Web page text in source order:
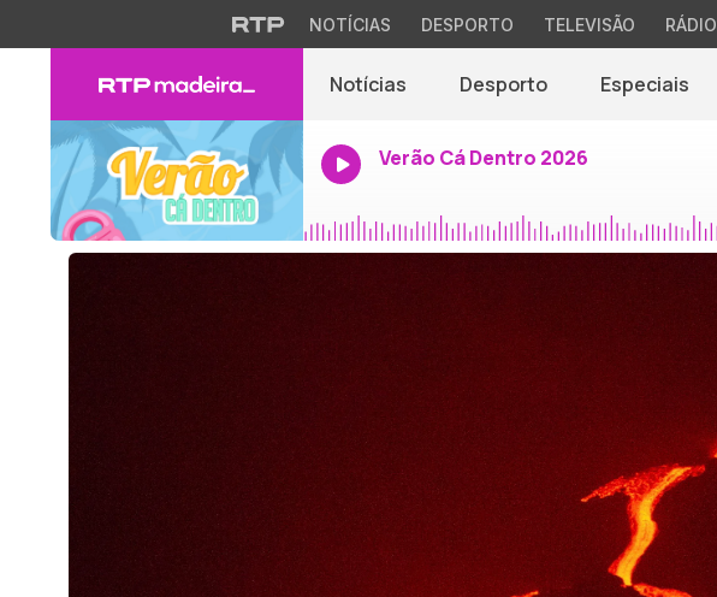
NOTÍCIAS DESPORTO TELEVISÃO RÁDIO
Notícias Desporto Especiais
Verão Cá Dentro 2026